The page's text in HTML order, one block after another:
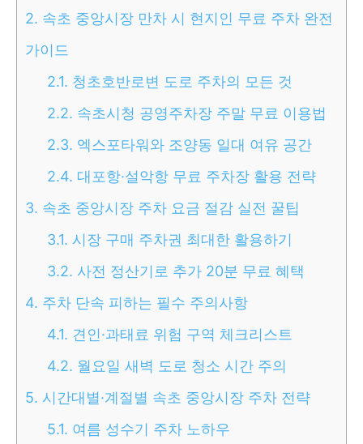
2. 속초 중앙시장 만차 시 현지인 무료 주차 완전
가이드
2.1. 청초호반로변 도로 주차의 모든 것
2.2. 속초시청 공영주차장 주말 무료 이용법
2.3. 엑스포타워와 조양동 일대 여유 공간
2.4. 대포항·설악항 무료 주차장 활용 전략
3. 속초 중앙시장 주차 요금 절감 실전 꿀팁
3.1. 시장 구매 주차권 최대한 활용하기
3.2. 사전 정산기로 추가 20분 무료 혜택
4. 주차 단속 피하는 필수 주의사항
4.1. 견인·과태료 위험 구역 체크리스트
4.2. 월요일 새벽 도로 청소 시간 주의
5. 시간대별·계절별 속초 중앙시장 주차 전략
5.1. 여름 성수기 주차 노하우